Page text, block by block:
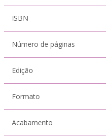
ISBN
Número de páginas
Edição
Formato
Acabamento